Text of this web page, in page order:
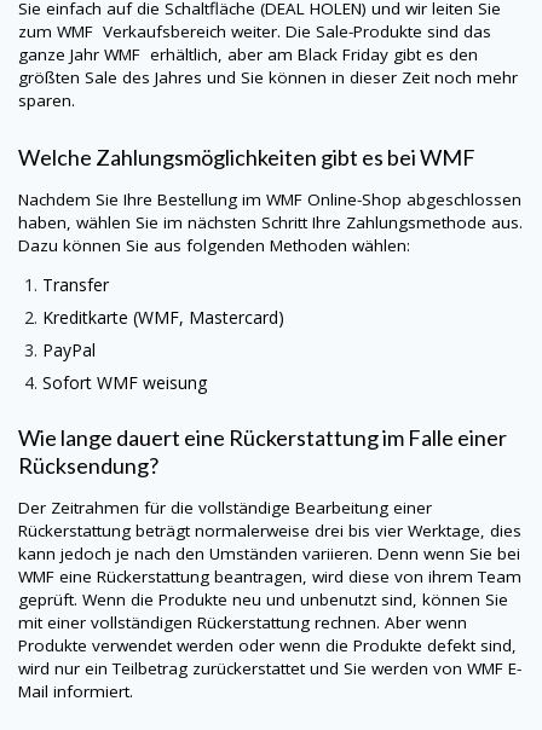
Sie einfach auf die Schaltfläche (DEAL HOLEN) und wir leiten Sie
zum WMF Verkaufsbereich weiter. Die Sale-Produkte sind das
ganze Jahr WMF erhältlich, aber am Black Friday gibt es den
größten Sale des Jahres und Sie können in dieser Zeit noch mehr
sparen.
Welche Zahlungsmöglichkeiten gibt es beiWMF
Nachdem Sie Ihre Bestellung im WMF Online-Shop abgeschlossen
haben, wählen Sie im nächsten Schritt Ihre Zahlungsmethode aus.
Dazu können Sie aus folgenden Methoden wählen:
Transfer
Kreditkarte (WMF, Mastercard)
PayPal
Sofort WMF weisung
Wie lange dauert eine Rückerstattung im Falle einer
Rücksendung?
Der Zeitrahmen für die vollständige Bearbeitung einer
Rückerstattung beträgt normalerweise drei bis vier Werktage, dies
kann jedoch je nach den Umständen variieren. Denn wenn Sie bei
WMF eine Rückerstattung beantragen, wird diese von ihrem Team
geprüft. Wenn die Produkte neu und unbenutzt sind, können Sie
mit einer vollständigen Rückerstattung rechnen. Aber wenn
Produkte verwendet werden oder wenn die Produkte defekt sind,
wird nur ein Teilbetrag zurückerstattet und Sie werden von WMF E-
Mail informiert.